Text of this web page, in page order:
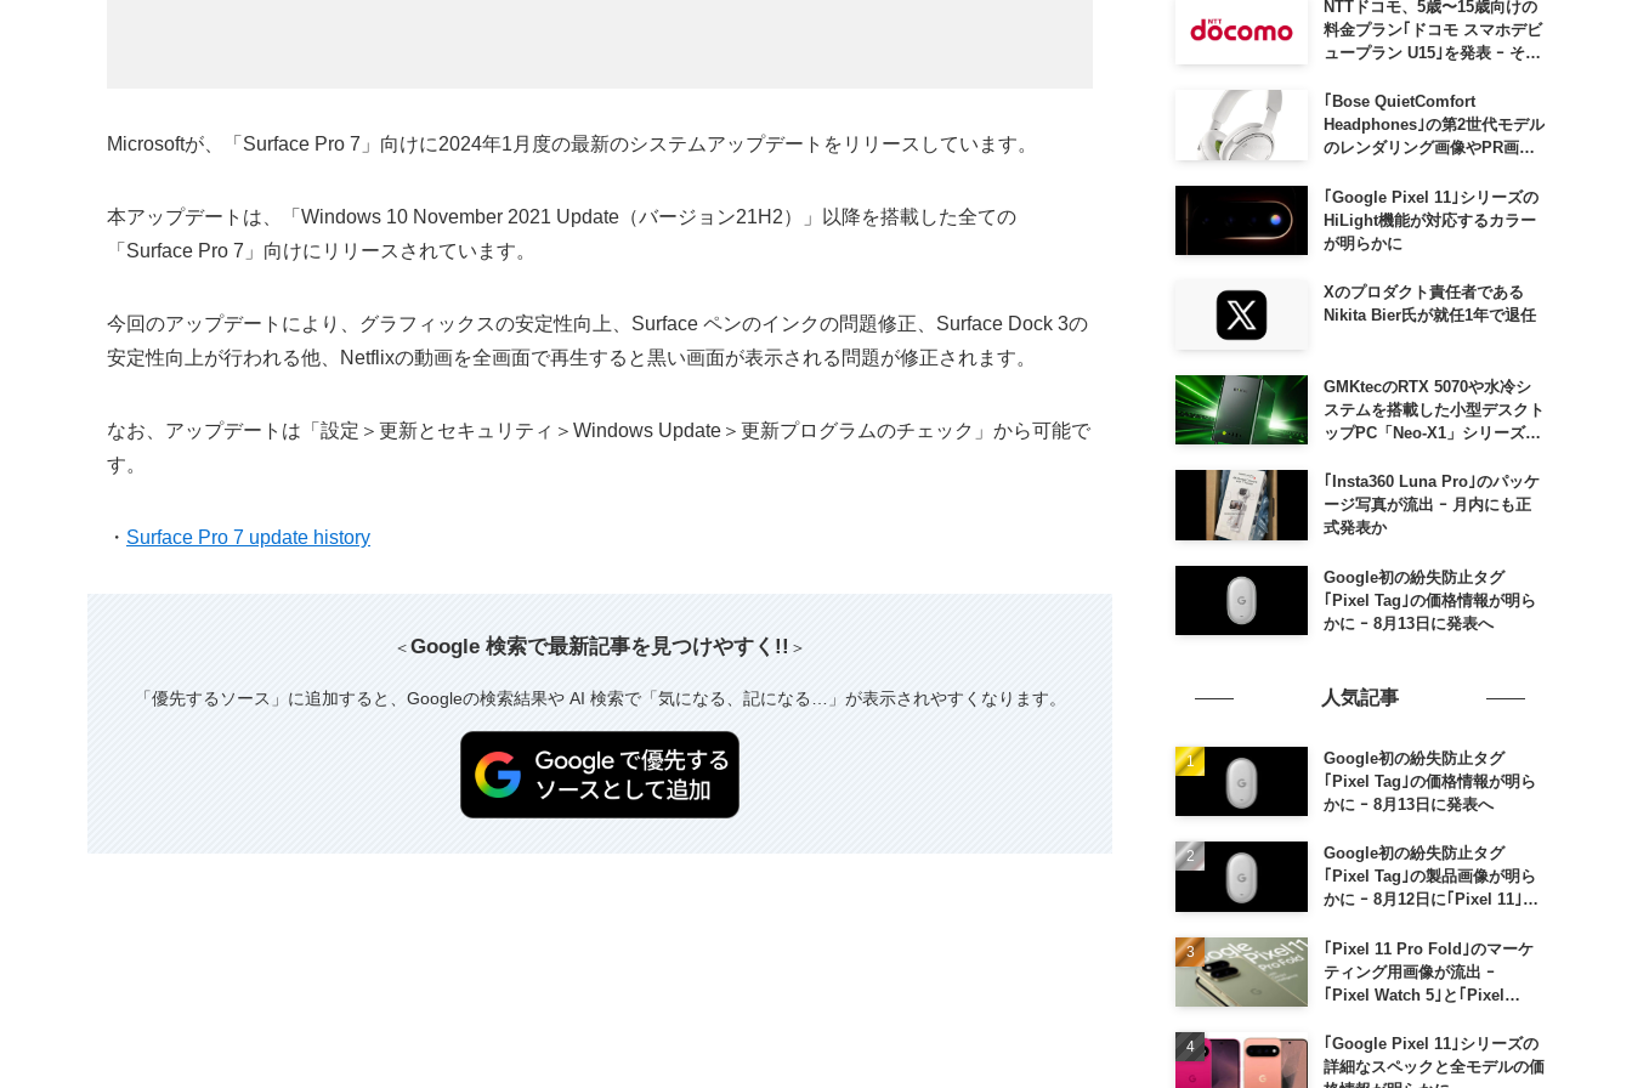
Microsoftが、「Surface Pro 7」向けに2024年1月度の最新のシステムアップデートをリリースしています。
本アップデートは、「Windows 10 November 2021 Update（バージョン21H2）」以降を搭載した全ての
「Surface Pro 7」向けにリリースされています。
今回のアップデートにより、グラフィックスの安定性向上、Surface ペンのインクの問題修正、Surface Dock 3の
安定性向上が行われる他、Netflixの動画を全画面で再生すると黒い画面が表示される問題が修正されます。
なお、アップデートは「設定＞更新とセキュリティ＞Windows Update＞更新プログラムのチェック」から可能で
す。
・ Surface Pro 7 update history
＜Google 検索で最新記事を見つけやすく!! ＞
「優先するソース」に追加すると、Googleの検索結果や AI 検索で「気になる、記になる…」が表示されやすくなります。
NTTドコモ、5歳〜15歳向けの
料金プラン｢ドコモ スマホデビ
ュープラン U15｣を発表 ｰ その
子割｣も
｢Bose QuietComfort
Headphones｣の第2世代モデル
のレンダリング画像やPR画像
｢Google Pixel 11｣シリーズの
HiLight機能が対応するカラー
が明らかに
Xのプロダクト責任者である
Nikita Bier氏が就任1年で退任
GMKtecのRTX 5070や水冷シ
ステムを搭載した小型デスクト
ップPC「Neo-X1」シリーズ、
｢Insta360 Luna Pro｣のパッケ
ージ写真が流出 ｰ 月内にも正
式発表か
Google初の紛失防止タグ
｢Pixel Tag｣の価格情報が明ら
かに ｰ 8月13日に発表へ
人気記事
Google初の紛失防止タグ
｢Pixel Tag｣の価格情報が明ら
かに ｰ 8月13日に発表へ
Google初の紛失防止タグ
｢Pixel Tag｣の製品画像が明ら
かに ｰ 8月12日に｢Pixel 11｣な
｢Pixel 11 Pro Fold｣のマーケ
ティング用画像が流出 ｰ
｢Pixel Watch 5｣と｢Pixel
も｢Google Pixel 11｣シリーズの
詳細なスペックと全モデルの価